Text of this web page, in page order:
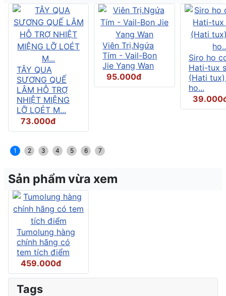
TÂY QUA
SƯƠNG QUẾ
LÂM HỖ TRỢ
NHIỆT MIỆNG
LỠ LOÉT M...
73.000đ
Viên Trị.Ngứa
Tím - Vail-Bon
Jie Yang Wan
95.000đ
Siro ho
Hati-tux
(Hati
ho...
1 2 3 4 5 6 7
Sản phẩm vừa xem
Tumolung hàng
chính hãng có
tem tích điểm
459.000đ
Tags